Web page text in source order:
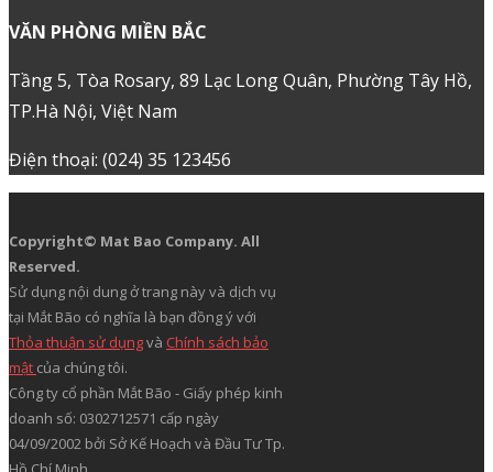
THANH TOÁN
TẢI ỨNG DỤNG
TRỤ SỞ CHÍNH